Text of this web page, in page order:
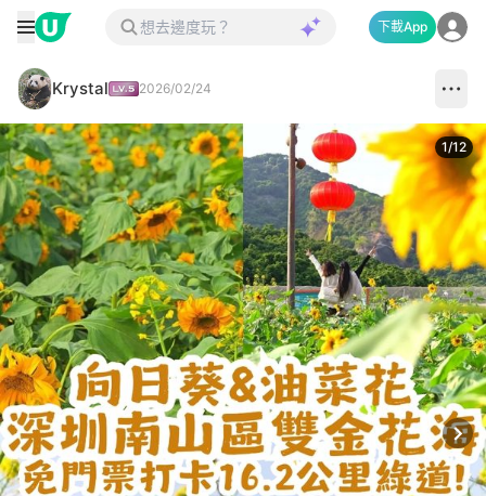
下載App
Krystal 2026/02/24
1/12